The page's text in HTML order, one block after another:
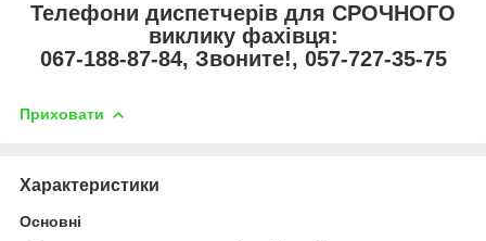
Телефони диспетчерів для СРОЧНОГО
виклику фахівця:
067-188-87-84, Звоните!, 057-727-35-75
Приховати
Характеристики
Основні